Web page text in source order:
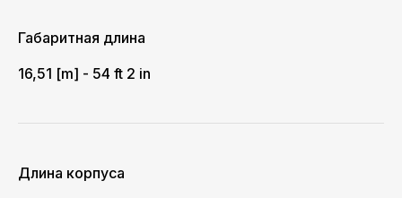
Габаритная длина
16,51 [m] - 54 ft 2 in
Длина корпуса